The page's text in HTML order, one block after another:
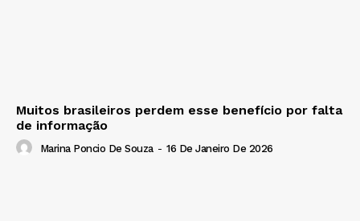
Muitos brasileiros perdem esse benefício por falta
de informação
Marina Poncio De Souza - 16 De Janeiro De 2026